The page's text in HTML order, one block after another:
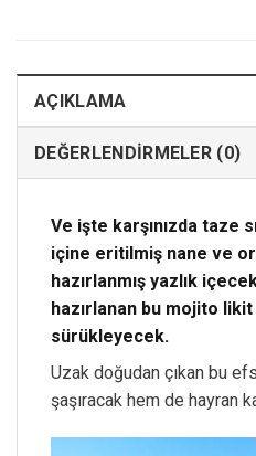
AÇIKLAMA
DEĞERLENDIRMELER (0)
Ve işte karşınızda taze
içine eritilmiş nane ve
hazırlanmış yazlık
hazırlanan bu mojito
sürükleyecek.
Uzak doğudan çıkan bu
şaşıracak hem de hayran